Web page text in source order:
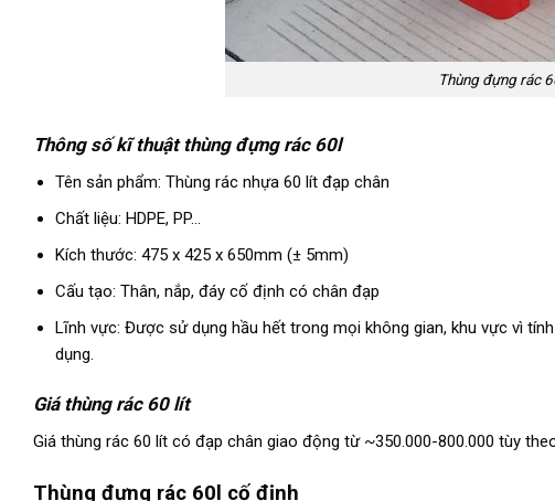
Thùng đựng rác
Thông số kĩ thuật thùng đựng rác 60l
Tên sản phẩm: Thùng rác nhựa 60 lít đạp chân
Chất liệu: HDPE, PP…
Kích thước: 475 x 425 x 650mm (± 5mm)
Cấu tạo: Thân, nắp, đáy cố định có chân đạp
Lĩnh vực: Được sử dụng hầu hết trong mọi không gian, khu vực vì
dụng.
Giá thùng rác 60 lít
Giá thùng rác 60 lít có đạp chân giao động từ ~350.000-800.000 tùy
Thùng đựng rác 60l cố định